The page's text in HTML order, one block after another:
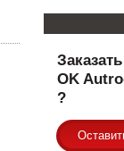
Заказать
OK
?